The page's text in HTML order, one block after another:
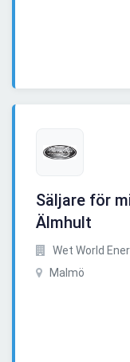
Säljare för
Älmhult
Wet World
Malmö